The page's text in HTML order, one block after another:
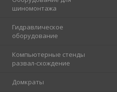
шиномонтажа
Гидравлическое
оборудование
Компьютерные стенды
развал-схождение
Домкраты